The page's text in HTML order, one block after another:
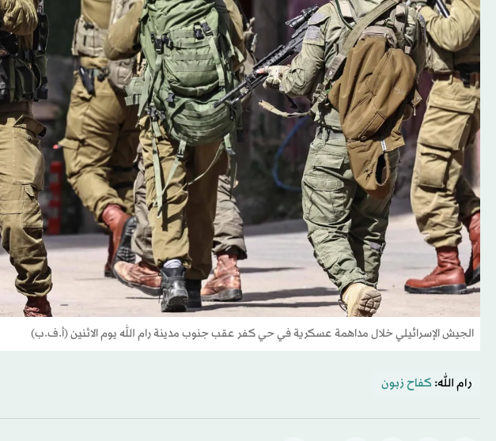
الجيش الإسرائيلي خلال مداهمة عسكرية في حي كفر عقب جنوب مدينة رام الله يوم الاثنين (أ.ف.ب)
رام الله: كفاح زبون